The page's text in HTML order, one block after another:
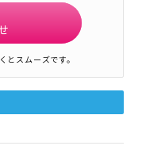
スムーズです。